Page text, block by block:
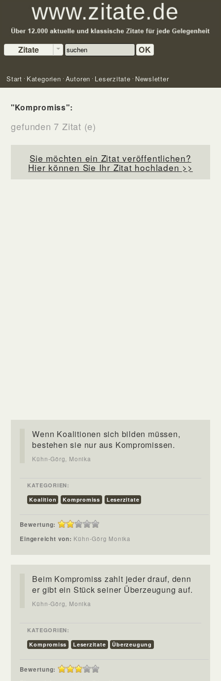
Zitate OK
Start Kategorien Autoren Leserzitate Newsletter
"Kompromiss":
gefunden 7 Zitat (e)
Sie möchten ein Zitat veröffentlichen?
Hier können Sie Ihr Zitat hochladen >>
Wenn Koalitionen sich bilden müssen,
bestehen sie nur aus Kompromissen.
Kühn-Görg, Monika
KATEGORIEN:
Koalition
Kompromiss Leserzitate
Bewertung:
Eingereicht von: Kühn-Görg Monika
Beim Kompromiss zahlt jeder drauf, denn
er gibt ein Stück seiner Überzeugung auf.
Kühn-Görg, Monika
KATEGORIEN:
Kompromiss
Leserzitate Überzeugung
Bewertung: